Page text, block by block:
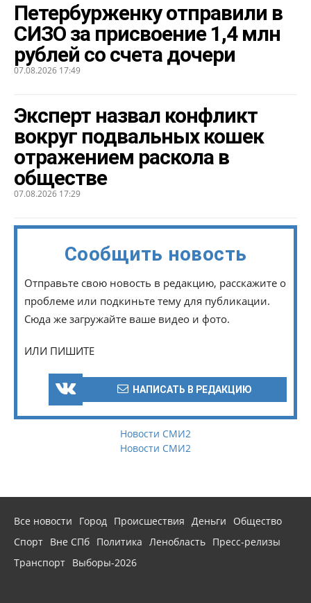
Петербурженку отправили в
СИЗО за присвоение 1,4 млн
рублей со счета дочери
07.08.2026 17:49
Эксперт назвал конфликт
вокруг подвальных кошек
отражением раскола в
обществе
07.08.2026 17:29
Сообщить новость
Отправьте свою новость в редакцию, расскажите о
проблеме или подкиньте тему для публикации.
Сюда же загружайте ваше видео и фото.
ИЛИ ПИШИТЕ
НАПИСАТЬ В РЕДАКЦИЮ
Новости СМИ2
Новости СМИ2
Все новости Город Происшествия Деньги
Общество
Спорт Вне СПб Политика Ленобласть Пресс-релизы
Транспорт Выборы-2026